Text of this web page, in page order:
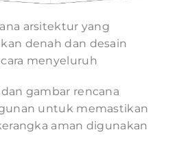
arsitektur yang
denah dan desain
menyeluruh
gambar rencana
untuk memastikan
aman digunakan